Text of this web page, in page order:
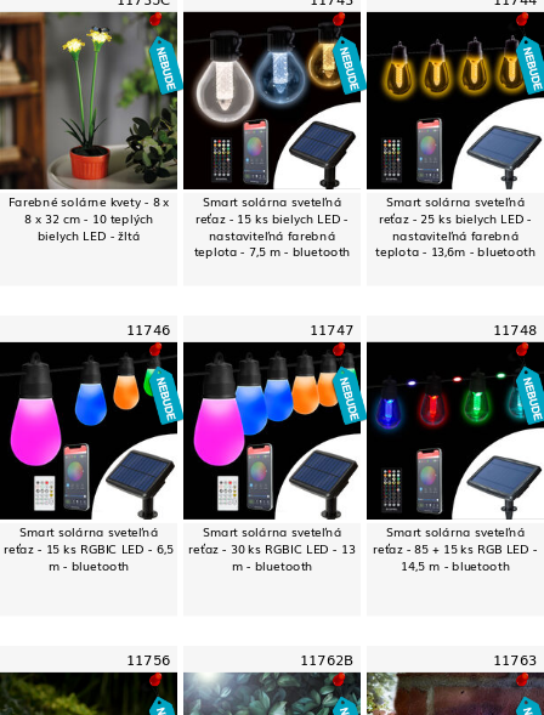
Farebné solárne kvety - 8 x
8 x 32 cm - 10 teplých
bielych LED - žltá
Smart solárna sveteľná
reťaz - 15 ks bielych LED -
nastaviteľná farebná
teplota - 7,5 m - bluetooth
Smart solárna sveteľná
reťaz - 25 ks bielych LED -
nastaviteľná farebná
teplota - 13,6m - bluetooth
11746
Smart solárna sveteľná
reťaz - 15 ks RGBIC LED - 6,5
m - bluetooth
11747
Smart solárna sveteľná
reťaz - 30 ks RGBIC LED - 13
m - bluetooth
11748
Smart solárna sveteľná
reťaz - 85 + 15 ks RGB LED -
14,5 m - bluetooth
11756 11762B 11763